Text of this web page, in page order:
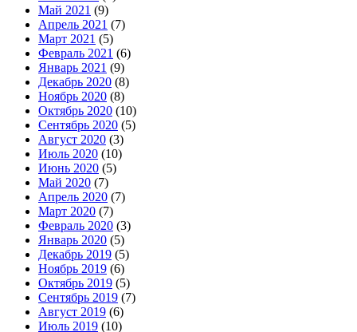
Май 2021 (9)
Апрель 2021 (7)
Март 2021 (5)
Февраль 2021 (6)
Январь 2021 (9)
Декабрь 2020 (8)
Ноябрь 2020 (8)
Октябрь 2020 (10)
Сентябрь 2020 (5)
Август 2020 (3)
Июль 2020 (10)
Июнь 2020 (5)
Май 2020 (7)
Апрель 2020 (7)
Март 2020 (7)
Февраль 2020 (3)
Январь 2020 (5)
Декабрь 2019 (5)
Ноябрь 2019 (6)
Октябрь 2019 (5)
Сентябрь 2019 (7)
Август 2019 (6)
Июль 2019 (10)